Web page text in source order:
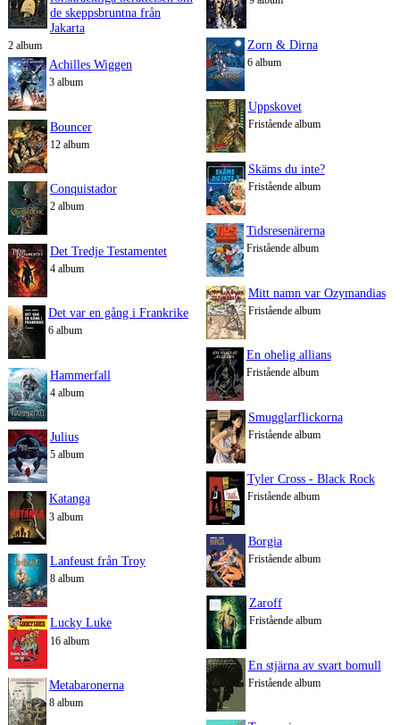
de skeppsbruntna från
Jakarta
2 album
Achilles Wiggen
3 album
Bouncer
12 album
Conquistador
2 album
Det Tredje Testamentet
4 album
Det var en gång i Frankrike
6 album
Hammerfall
4 album
Julius
5 album
Katanga
3 album
Lanfeust från Troy
8 album
Lucky Luke
16 album
Metabaronerna
8 album
Zorn & Dirna
6 album
Uppskovet
Fristående album
Skäms du inte?
Fristående album
Tidsresenärerna
Fristående album
Mitt namn var Ozymandias
Fristående album
En ohelig allians
Fristående album
Smugglarflickorna
Fristående album
Tyler Cross - Black Rock
Fristående album
Borgia
Fristående album
Zaroff
Fristående album
En stjärna av svart bomull
Fristående album